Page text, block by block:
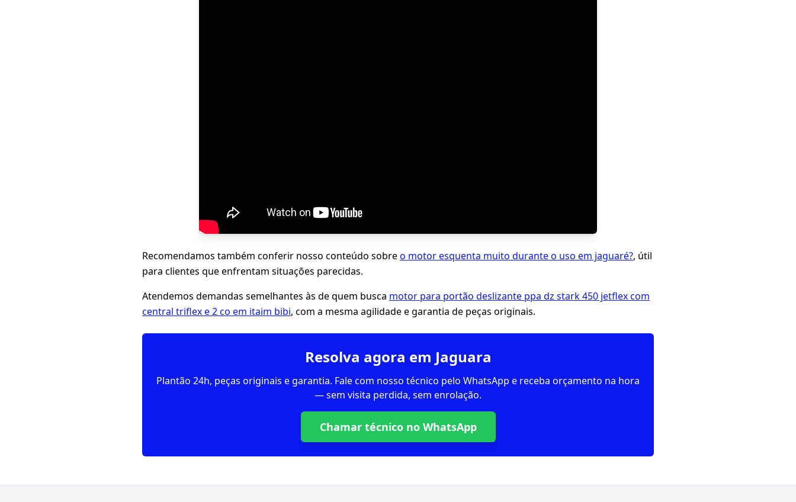
Recomendamos também conferir nosso conteúdo sobreo motor esquenta muito durante o uso em jaguaré?, útil
para clientes que enfrentam situações parecidas.
Atendemos demandas semelhantes às de quem busca motor para portão deslizante ppa dz stark 450 jetflex com
central triflex e 2 co em itaim bibi, com a mesma agilidade e garantia de peças originais.
Resolva agora em Jaguara
Plantão 24h, peças originais e garantia. Fale com nosso técnico pelo WhatsApp e receba orçamento na hora
— sem visita perdida, sem enrolação.
Chamar técnico no WhatsApp